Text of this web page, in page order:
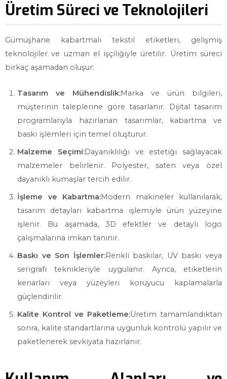
Üretim Süreci ve Teknolojileri
Gümüşhane kabartmalı tekstil etiketleri, gelişmiş
teknolojiler ve uzman el işçiliğiyle üretilir. Üretim süreci
birkaç aşamadan oluşur:
Tasarım ve Mühendislik:Marka ve ürün bilgileri,
müşterinin taleplerine göre tasarlanır. Dijital tasarım
programlarıyla hazırlanan tasarımlar, kabartma ve
baskı işlemleri için temel oluşturur.
Malzeme Seçimi:Dayanıklılığı ve estetiği sağlayacak
malzemeler belirlenir. Polyester, saten veya özel
dayanıklı kumaşlar tercih edilir.
İşleme ve Kabartma:Modern makineler kullanılarak,
tasarım detayları kabartma işlemiyle ürün yüzeyine
işlenir. Bu aşamada, 3D efektler ve detaylı logo
çalışmalarına imkan tanınır.
Baskı ve Son İşlemler:Renkli baskılar, UV baskı veya
serigrafi teknikleriyle uygulanır. Ayrıca, etiketlerin
kenarları veya yüzeyleri koruyucu kaplamalarla
güçlendirilir.
Kalite Kontrol ve Paketleme:Üretim tamamlandıktan
sonra, kalite standartlarına uygunluk kontrolü yapılır ve
paketlenerek sevkiyata hazırlanır.